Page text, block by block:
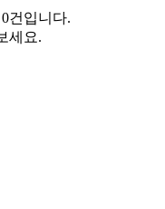
건입니다.
세요.